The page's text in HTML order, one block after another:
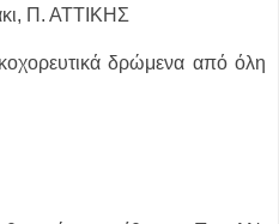
Π. ΑΤΤΙΚΗΣ
δρώμενα από όλη